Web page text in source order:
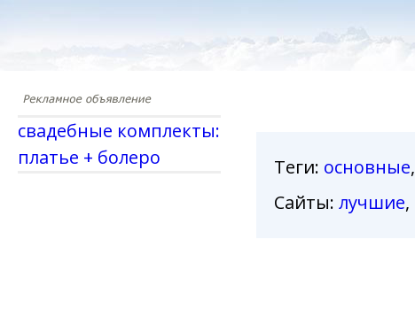
свадебные комплекты:
платье + болеро
Теги: основные,
Сайты: лучшие,